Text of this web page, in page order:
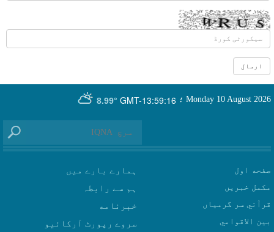
GMT-13:59:16
8.99° Monday 10 August 2026 ؛
صفحه اول
مکمل خبریں
قرآني سر گرمياں
بين الاقوامي
ہمارے بارے میں
ہم سے رابطہ
سروے رپورٹ آرکائیو